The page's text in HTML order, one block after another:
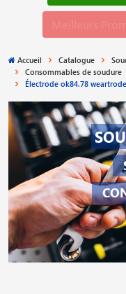
Accueil Catalogue
Consommables de soudure
Électrode ok84.78